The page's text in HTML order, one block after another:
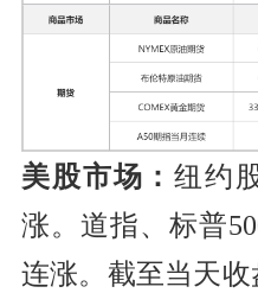
美股市场：纽约
涨。道指、标普
连涨。截至当天